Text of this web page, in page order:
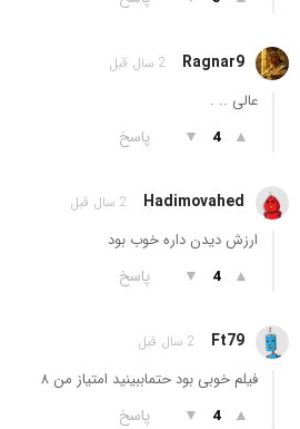
Ragnar9 2 سال قبل
عالی .. .
▲
4
▼ پاسخ
Hadimovahed 2 سال قبل
ارزش دیدن داره خوب بود
▲
4
▼ پاسخ
Ft79 2 سال قبل
فیلم خوبی بود حتماببینید امتیاز من ۸
▲
4
▼ پاسخ